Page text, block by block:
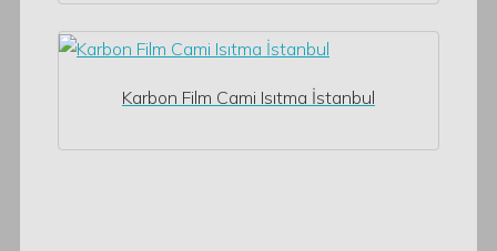
Karbon Film Cami Isıtma İstanbul